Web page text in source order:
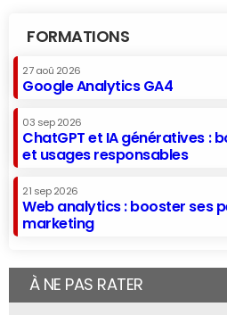
FORMATIONS
27 aoû 2026
Google Analytics GA4
03 sep 2026
ChatGPT et IA génératives :
et usages responsables
21 sep 2026
Web analytics : booster ses
marketing
À NE PAS RATER